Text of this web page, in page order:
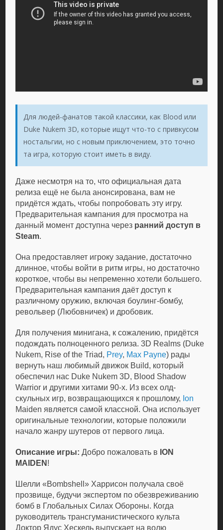
Для людей-фанатов такой классики, как Blood или
Duke Nukem 3D, которые ищут что-то с привкусом
ностальгии, но с новым приключением, это точно
та игра, которую стоит иметь в виду.
Даже несмотря на то, что официальная дата
релиза ещё не была анонсирована, вам не
придётся ждать, чтобы попробовать эту игру.
Предварительная кампания для просмотра на
данный момент доступна через ранний доступ в
Steam.
Она предоставляет игроку задание, достаточно
длинное, чтобы войти в ритм игры, но достаточно
короткое, чтобы вы непременно хотели большего.
Предварительная кампания даёт доступ к
различному оружию, включая боулинг-бомбу,
револьвер (Любовничек) и дробовик.
Для получения минигана, к сожалению, придётся
подождать полноценного релиза. 3D Realms (Duke
Nukem, Rise of the Triad, Prey, Max Payne) рады
вернуть наш любимый движок Build, который
обеспечил нас Duke Nukem 3D, Blood Shadow
Warrior и другими хитами 90-х. Из всех олд-
скульных игр, возвращающихся к прошлому, Ion
Maiden является самой классной. Она использует
оригинальные технологии, которые положили
начало жанру шутеров от первого лица.
Описание игры: Добро пожаловать в ION
MAIDEN !
Шелли «Bombshell» Харрисон получала своё
прозвище, будучи экспертом по обезвреживанию
бомб в Глобальных Силах Обороны. Когда
руководитель трансгуманистического культа
Доктор Ядус Хескель выпускает на волю